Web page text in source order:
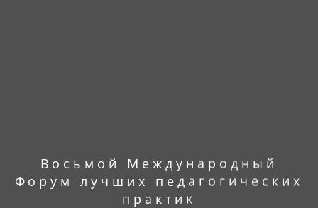
Восьмой Международный
Форум лучших педагогических
практик